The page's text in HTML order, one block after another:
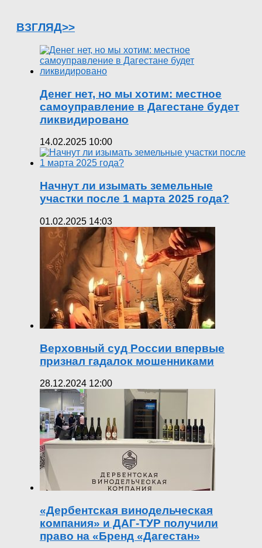
ВЗГЛЯД>>
Денег нет, но мы хотим: местное
самоуправление в Дагестане будет
ликвидировано
14.02.2025 10:00
Начнут ли изымать земельные
участки после 1 марта 2025 года?
01.02.2025 14:03
Верховный суд России впервые
признал гадалок мошенниками
28.12.2024 12:00
«Дербентская винодельческая
компания» и ДАГ-ТУР получили
право на «Бренд «Дагестан»